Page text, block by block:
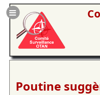
Poutine